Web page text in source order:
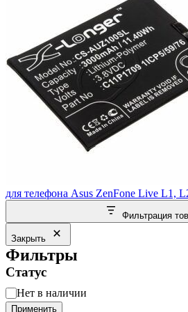
для телефона Asus ZenFone Live L1,
Фильтрация
Закрыть
Фильтры
Статус
Статус
Нет в наличии
Применить